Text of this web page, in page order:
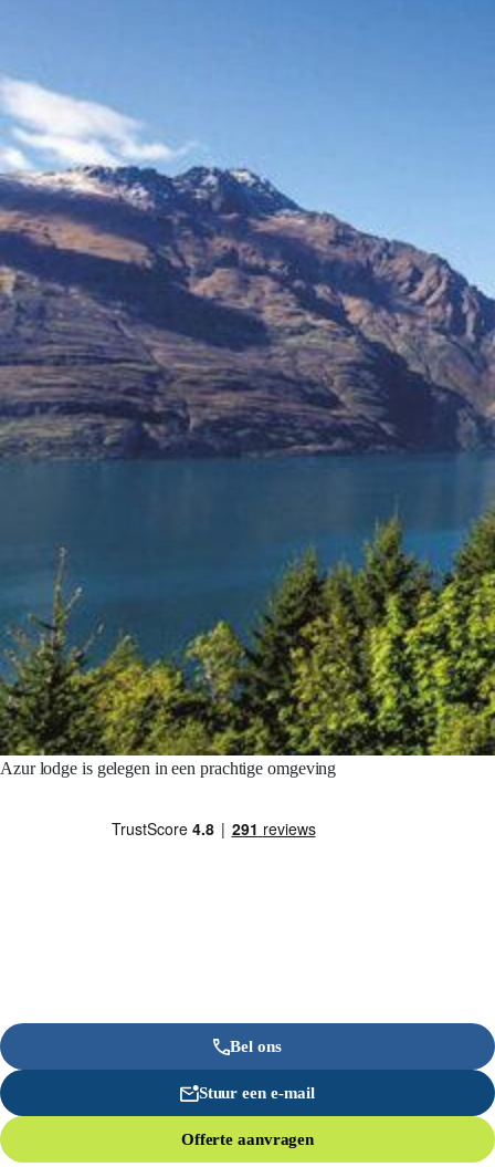
Azur lodge is gelegen in een prachtige omgeving
Bel ons
Stuur een e-mail
Offerte aanvragen